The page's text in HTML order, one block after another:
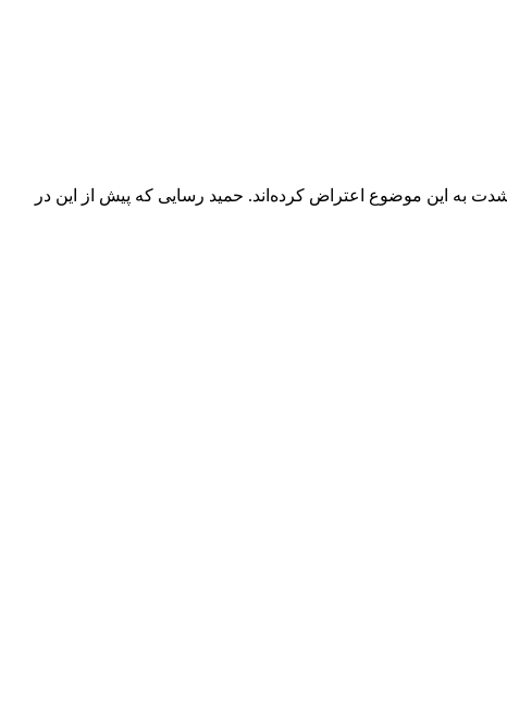
در محافل کارشناسی دولت خبر داده و به شدت به این موضوع اعتراض کرده‌اند. حمید رسایی که پیش از این در